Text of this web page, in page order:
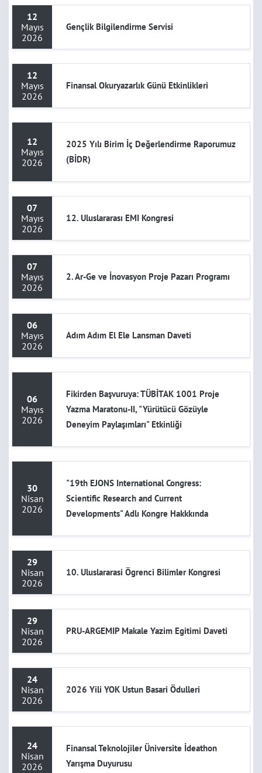
12
Mayıs
2026
Gençlik Bilgilendirme Servisi
12
Mayıs
2026
Finansal Okuryazarlık Günü Etkinlikleri
12
Mayıs
2026
2025 Yılı Birim İç Değerlendirme Raporumuz
(BİDR)
07
Mayıs
2026
12. Uluslararası EMI Kongresi
07
Mayıs
2026
2. Ar-Ge ve İnovasyon Proje Pazarı Programı
06
Mayıs
2026
Adım Adım El Ele Lansman Daveti
06
Mayıs
2026
Fikirden Başvuruya: TÜBİTAK 1001 Proje
Yazma Maratonu-II, "Yürütücü Gözüyle
Deneyim Paylaşımları" Etkinliği
30
Nisan
2026
"19th EJONS International Congress:
Scientific Research and Current
Developments" Adlı Kongre Hakkkında
29
Nisan
2026
10. Uluslararasi Ögrenci Bilimler Kongresi
29
Nisan
2026
PRU-ARGEMIP Makale Yazim Egitimi Daveti
24
Nisan
2026
2026 Yili YOK Ustun Basari Ödulleri
24
Nisan
2026
Finansal Teknolojiler Üniversite İdeathon
Yarışma Duyurusu